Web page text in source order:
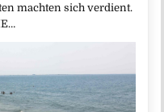
machten sich verdient.